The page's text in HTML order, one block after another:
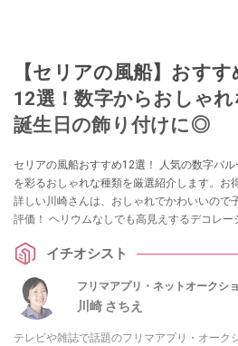
【セリアの風船】おすす
12選！数字からおしゃ
誕生日の飾り付けに◎
セリアの風船おすすめ12選！ 人気の数字バ
を彩るおしゃれな種類を厳選紹介します。お
詳しい川崎さんは、おしゃれでかわいいので
評価！ ヘリウムなしでも高見えするデコレー
す！
イチオシスト
フリマアプリ・ネットオークシ
川崎 さちえ
テレビや雑誌で話題のフリマアプリ・オーク